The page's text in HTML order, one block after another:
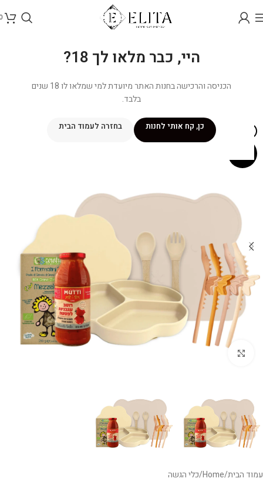
היי, כבר מלאו לך 18?
הכניסה והרכישה בחנות האתר מיועדת למי שמלאו לו 18 שנים
בלבד.
כן, קח אותי לחנות בחזרה לעמוד הבית
עמוד הבית/
Home
/כלי הגשה